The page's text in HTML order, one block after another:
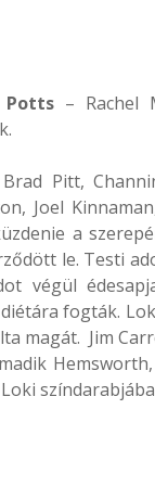
Potts– Rachel
Pitt,
Joel
a
le. Testi
végül
fogták.
magát. Jim